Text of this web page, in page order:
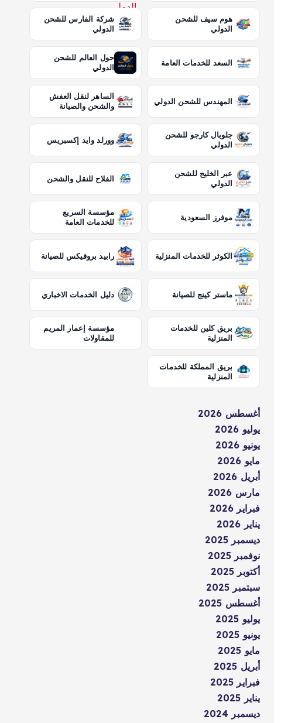
هوم سيف للشحن
الدولي
شركة الفارس للشحن
الدولي
السعد للخدمات العامة
حول العالم للشحن
الدولي
المهندس للشحن الدولي
الساهر لنقل العفش
والشحن والصيانة
جلوبال كارجو للشحن
الدولي
وورلد وايد إكسبريس
عبر الخليج للشحن
الدولي
الفلاح للنقل والشحن
موفرز السعودية
مؤسسة السريع
للخدمات العامة
الكوثر للخدمات المنزلية رابيد بروفيكس للصيانة
ماستر كينج للصيانة دليل الخدمات الاخباري
بريق كلين للخدمات
المنزلية
مؤسسة إعمار المريم
للمقاولات
بريق المملكة للخدمات
المنزلية
أغسطس 2026
يوليو 2026
يونيو 2026
مايو 2026
أبريل 2026
مارس 2026
فبراير 2026
يناير 2026
ديسمبر 2025
نوفمبر 2025
أكتوبر 2025
سبتمبر 2025
أغسطس 2025
يوليو 2025
يونيو 2025
مايو 2025
أبريل 2025
فبراير 2025
يناير 2025
ديسمبر 2024